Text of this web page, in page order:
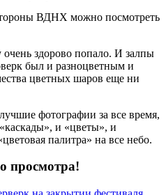
ВДНХ можно посмотреть
здорово попало. И залпы
был и разноцветным и
цветных шаров еще ни
фотографии за все время,
и «цветы», и
палитра» на все небо.
просмотра!